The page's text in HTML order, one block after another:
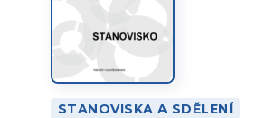
STANOVISKA A SDĚLENÍ